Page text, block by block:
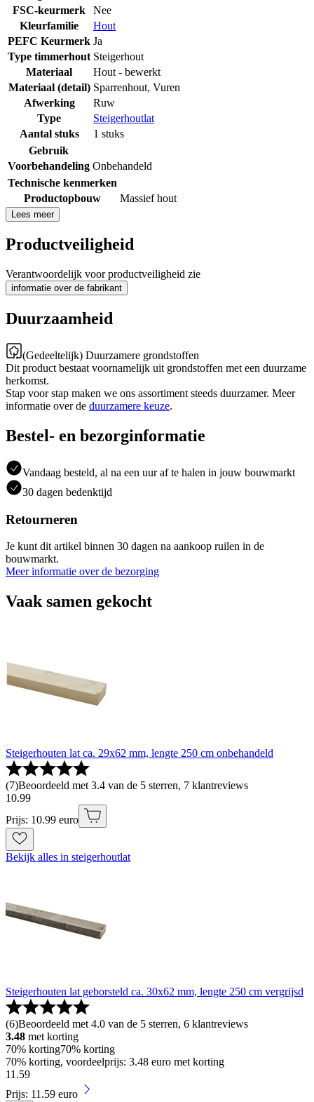
FSC-keurmerk
Nee
Kleurfamilie
Hout
PEFC Keurmerk Ja
Type timmerhout Steigerhout
Materiaal
Hout - bewerkt
Materiaal (detail) Sparrenhout, Vuren
Afwerking
Ruw
Type
Steigerhoutlat
Aantal stuks
1 stuks
Gebruik
Voorbehandeling Onbehandeld
Technische kenmerken
Productopbouw
Massief hout
Lees meer
Productveiligheid
Verantwoordelijk voor productveiligheid zie
informatie over de fabrikant
Duurzaamheid
(Gedeeltelijk) Duurzamere grondstoffen
Dit product bestaat voornamelijk uit grondstoffen met een duurzame
herkomst.
Stap voor stap maken we ons assortiment steeds duurzamer. Meer
informatie over de duurzamere keuze.
Bestel- en bezorginformatie
Vandaag besteld, al na een uur af te halen in jouw bouwmarkt
30 dagen bedenktijd
Retourneren
Je kunt dit artikel binnen 30 dagen na aankoop ruilen in de
bouwmarkt.
Meer informatie over de bezorging
Vaak samen gekocht
Steigerhouten lat ca. 29x62 mm, lengte 250 cm onbehandeld
(7)Beoordeeld met 3.4 van de 5 sterren, 7 klantreviews
10.99
Prijs: 10.99 euro
Bekijk alles in steigerhoutlat
Steigerhouten lat geborsteld ca. 30x62 mm, lengte 250 cm vergrijsd
(6)Beoordeeld met 4.0 van de 5 sterren, 6 klantreviews
3.48 met korting
70% korting70% korting
70% korting, voordeelprijs: 3.48 euro met korting
11 .59
Prijs: 11.59 euro